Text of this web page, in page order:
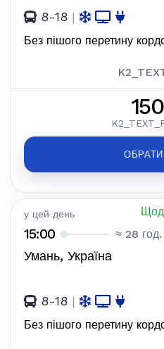
8-18 |
Без пішого перетину
у цей день
15:00 ≈ 28
Умань, Україна
8-18 |
Без пішого перетину